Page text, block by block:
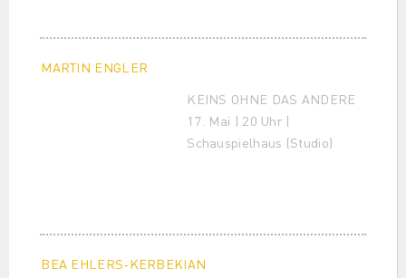
MARTIN ENGLER
KEINS OHNE DAS ANDERE
17. Mai | 20 Uhr |
Schauspielhaus (Studio)
BEA EHLERS-KERBEKIAN